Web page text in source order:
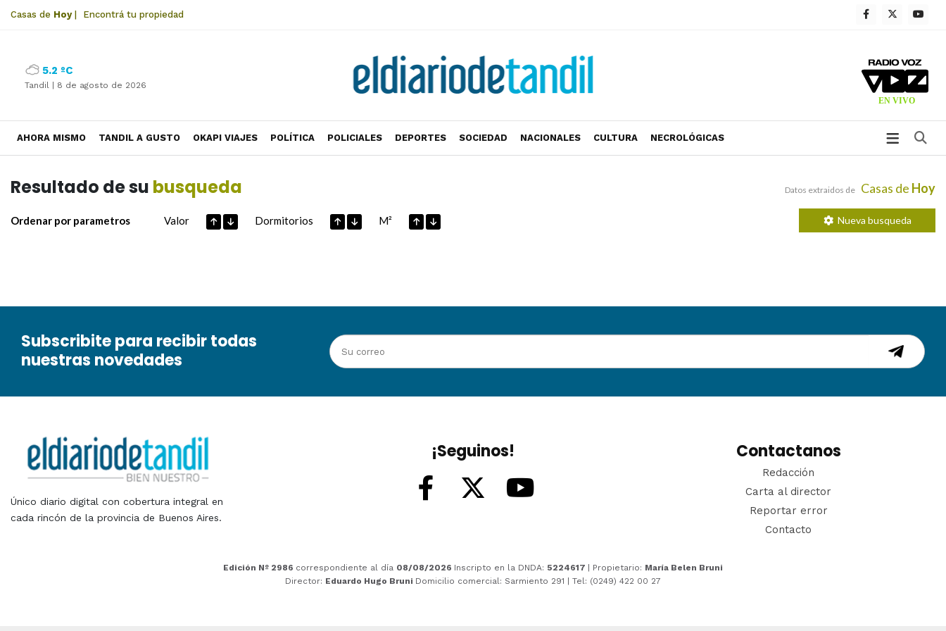
Casas de Hoy| Encontrá tu propiedad
5.2 ºC
Tandil | 8 de agosto de 2026
AHORA MISMO TANDIL A GUSTO OKAPI VIAJES POLÍTICA POLICIALES DEPORTES SOCIEDAD NACIONALES CULTURA NECROLÓGICAS
Resultado de su busqueda Datos extraidos de Casas de Hoy
Ordenar por parametros Valor Dormitorios M² Nueva busqueda
Subscribite para recibir todas
nuestras novedades
Único diario digital con cobertura integral en
cada rincón de la provincia de Buenos Aires.
¡Seguinos! Contactanos
Redacción
Carta al director
Reportar error
Contacto
Edición Nº 2986 correspondiente al día 08/08/2026 Inscripto en la DNDA: 5224617 | Propietario: María Belen Bruni
Director: Eduardo Hugo Bruni Domicilio comercial: Sarmiento 291 | Tel: (0249) 422 00 27